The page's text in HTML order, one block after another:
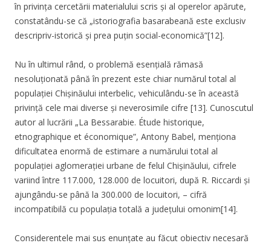
în privința cercetării materialului scris și al operelor apărute,
constatându-se că „istoriografia basarabeană este exclusiv
descripriv-istorică și prea puțin social-economică”[12].
Nu în ultimul rând, o problemă esențială rămasă
nesoluționată până în prezent este chiar numărul total al
populației Chișinăului interbelic, vehiculându-se în această
privință cele mai diverse și neverosimile cifre [13]. Cunoscutul
autor al lucrării „La Bessarabie. Étude historique,
etnographique et économique”, Antony Babel, menționa
dificultatea enormă de estimare a numărului total al
populației aglomerației urbane de felul Chișinăului, cifrele
variind între 117.000, 128.000 de locuitori, după R. Riccardi și
ajungându-se până la 300.000 de locuitori, – cifră
incompatibilă cu populația totală a județului omonim[14].
Considerentele mai sus enunțate au făcut obiectiv necesară